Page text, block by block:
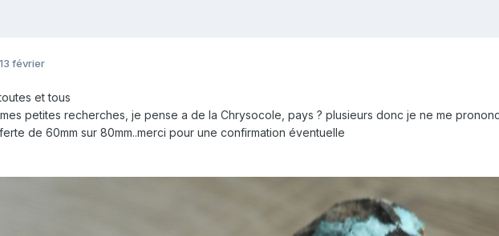
13 février
et tous
petites recherches, je pense a de la Chrysocole, pays ? plusieurs donc je ne me
de 60mm sur 80mm..merci pour une confirmation éventuelle